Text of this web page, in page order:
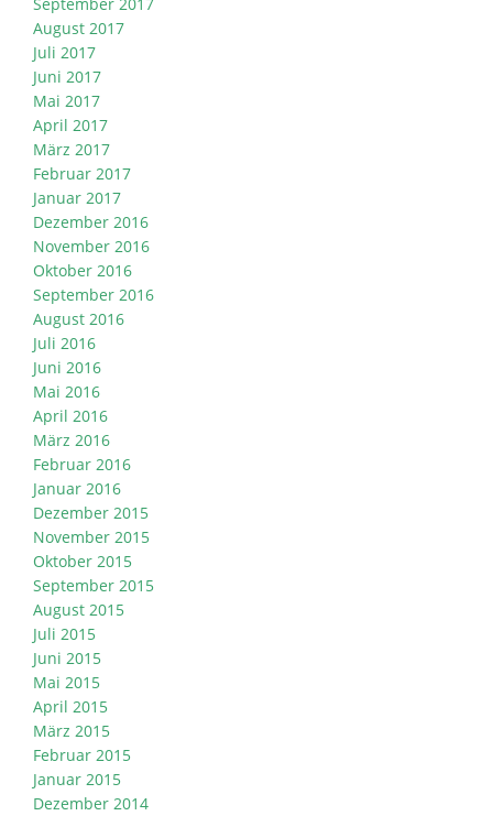
August 2017
Juli 2017
Juni 2017
Mai 2017
April 2017
März 2017
Februar 2017
Januar 2017
Dezember 2016
November 2016
Oktober 2016
September 2016
August 2016
Juli 2016
Juni 2016
Mai 2016
April 2016
März 2016
Februar 2016
Januar 2016
Dezember 2015
November 2015
Oktober 2015
September 2015
August 2015
Juli 2015
Juni 2015
Mai 2015
April 2015
März 2015
Februar 2015
Januar 2015
Dezember 2014